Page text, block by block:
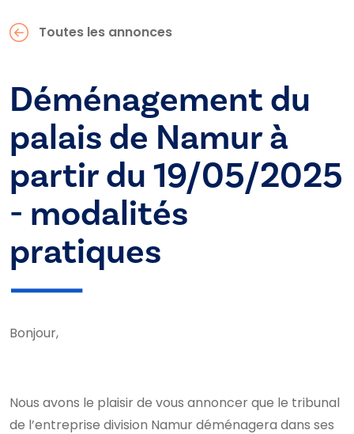
Toutes les annonces
Déménagement du
palais de Namur à
partir du 19/05/2025
- modalités
pratiques
Bonjour,
Nous avons le plaisir de vous annoncer que le tribunal
de l’entreprise division Namur déménagera dans ses